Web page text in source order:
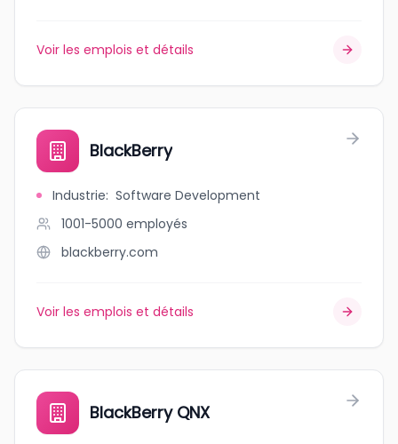
Voir les emplois et détails
BlackBerry
Industrie: Software Development
1001-5000 employés
blackberry.com
Voir les emplois et détails
BlackBerry QNX